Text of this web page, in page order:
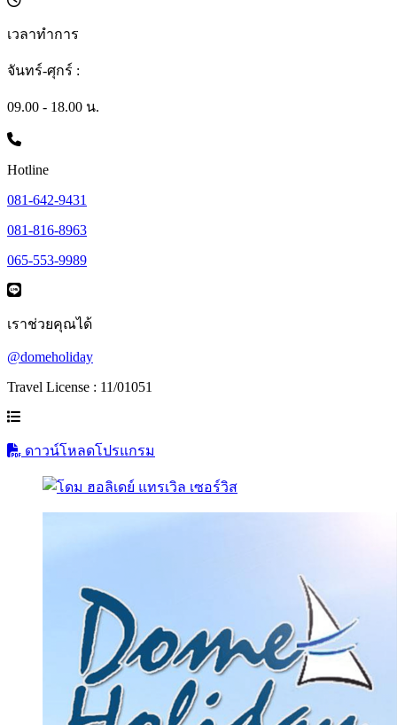
เวลาทำการ
จันทร์-ศุกร์ :
09.00 - 18.00 น.
Hotline
081-642-9431
081-816-8963
065-553-9989
เราช่วยคุณได้
@domeholiday
Travel License : 11/01051
ดาวน์โหลดโปรแกรม